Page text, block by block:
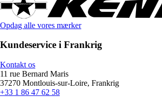
Opdag alle vores mærker
Kundeservice i Frankrig
Kontakt os
11 rue Bernard Maris
37270 Montlouis-sur-Loire, Frankrig
+33 1 86 47 62 58